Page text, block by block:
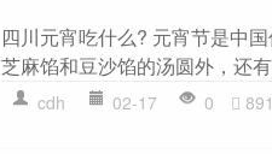
四川元宵吃什么? 元宵节是中
芝麻馅和豆沙馅的汤圆外，还
cdh 02-17 0 891